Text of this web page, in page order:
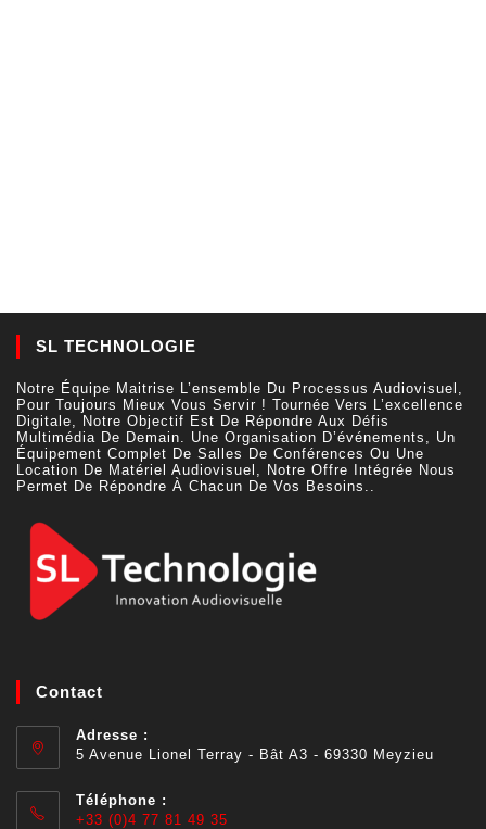
SL TECHNOLOGIE
Notre Équipe Maitrise L’ensemble Du Processus Audiovisuel,
Pour Toujours Mieux Vous Servir ! Tournée Vers L’excellence
Digitale, Notre Objectif Est De Répondre Aux Défis
Multimédia De Demain. Une Organisation D’événements, Un
Équipement Complet De Salles De Conférences Ou Une
Location De Matériel Audiovisuel, Notre Offre Intégrée Nous
Permet De Répondre À Chacun De Vos Besoins..
Contact
Adresse :
5 Avenue Lionel Terray - Bât A3 - 69330 Meyzieu
Téléphone :
+33 (0)4 77 81 49 35